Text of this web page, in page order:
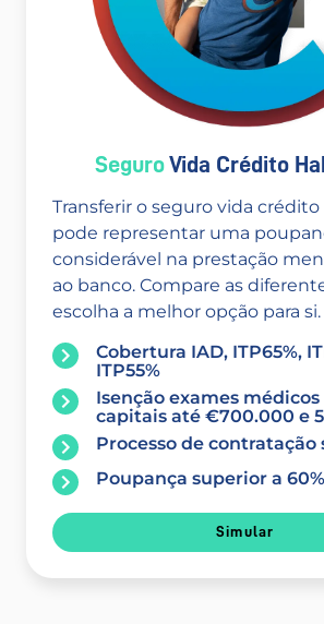
SeguroVida Crédito
Transferir o seguro vida
pode representar uma
considerável na prestação
ao banco. Compare as
escolha a melhor opção para si.
Cobertura IAD, ITP65%,
ITP55%
Isenção exames médicos
capitais até €700.000 e
Processo de
Poupança superior a 60%
Simular